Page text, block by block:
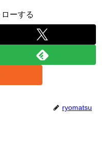
ーする
ryomatsu